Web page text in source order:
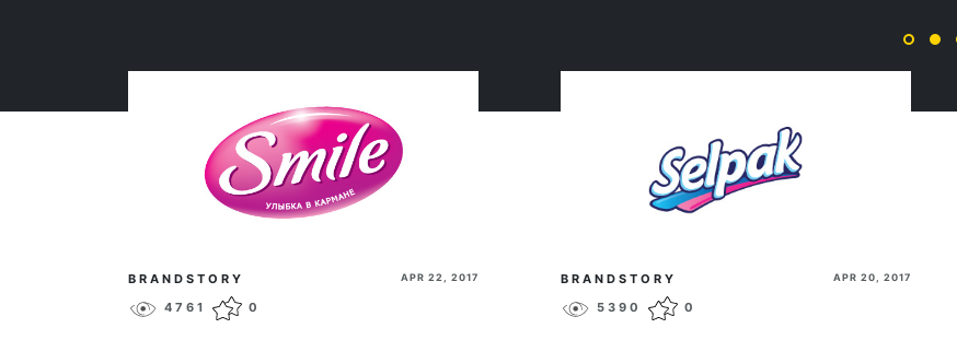
BRANDSTORY APR 22, 2017
4761 0
BRANDSTORY APR 20, 2017
5390 0